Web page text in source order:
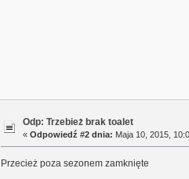
Odp: Trzebież brak toalet
«Odpowiedź #2 dnia: Maja 10, 2015,
Przecież poza sezonem zamknięte